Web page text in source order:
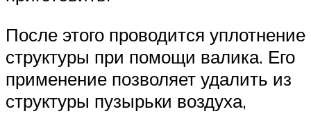
После этого проводится уплотнение
структуры при помощи валика. Его
применение позволяет удалить из
структуры пузырьки воздуха,